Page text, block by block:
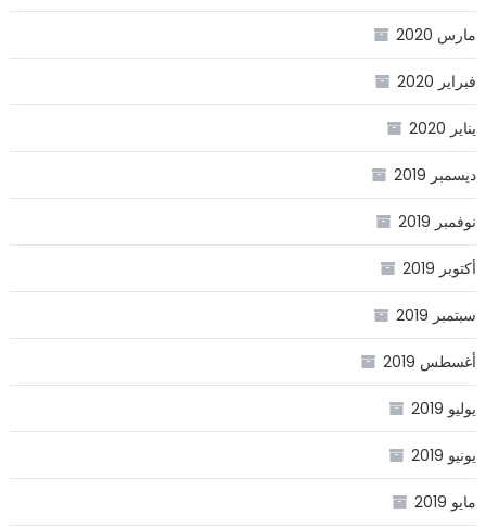
مارس 2020
فبراير 2020
يناير 2020
ديسمبر 2019
نوفمبر 2019
أكتوبر 2019
سبتمبر 2019
أغسطس 2019
يوليو 2019
يونيو 2019
مايو 2019